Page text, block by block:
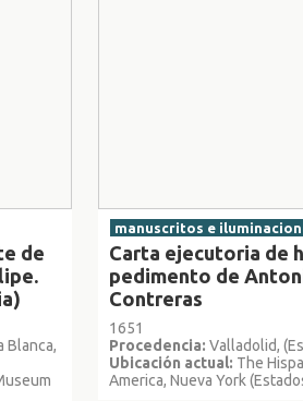
de
Blanca,
manuscritos e
Carta ejecutoria de
pedimento de
Contreras
1651
Procedencia: Valladolid,
Ubicación actual: The
America, Nueva York